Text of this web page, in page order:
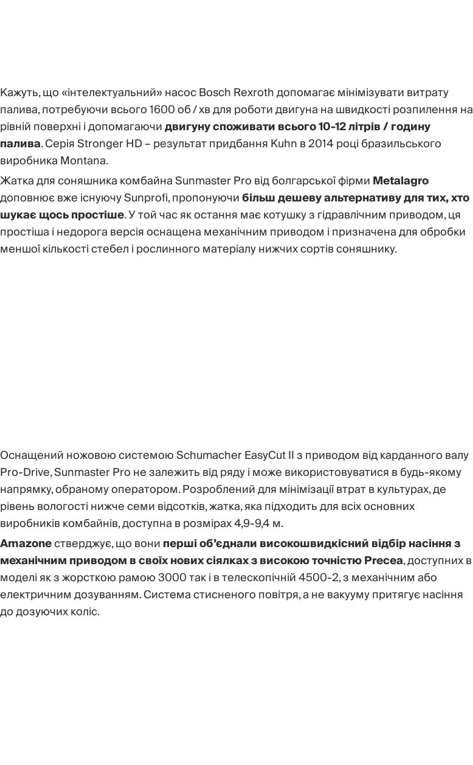
Кажуть, що «інтелектуальний» насос Bosch Rexroth допомагає мінімізувати витрату
палива, потребуючи всього 1600 об / хв для роботи двигуна на швидкості розпилення на
рівній поверхні і допомагаючидвигуну споживати всього 10-12 літрів / годину
палива. Серія Stronger HD – результат придбання Kuhn в 2014 році бразильського
виробника Montana.
Жатка для соняшника комбайна Sunmaster Pro від болгарської фірмиMetalagro
доповнює вже існуючу Sunprofi, пропонуючибільш дешеву альтернативу для тих, хто
шукає щось простіше. У той час як остання має котушку з гідравлічним приводом, ця
простіша і недорога версія оснащена механічним приводом і призначена для обробки
меншої кількості стебел і рослинного матеріалу нижчих сортів соняшнику.
Оснащений ножовою системою Schumacher EasyCut II з приводом від карданного валу
Pro-Drive, Sunmaster Pro не залежить від ряду і може використовуватися в будь-якому
напрямку, обраному оператором. Розроблений для мінімізації втрат в культурах, де
рівень вологості нижче семи відсотків, жатка, яка підходить для всіх основних
виробників комбайнів, доступна в розмірах 4,9-9,4 м.
Amazoneстверджує, що вониперші об’єднали високошвидкісний відбір насіння з
механічним приводом в своїх нових сіялках з високою точністю Precea, доступних в
моделі як з жорсткою рамою 3000 так і в телескопічній 4500-2, з механічним або
електричним дозуванням. Система стисненого повітря, а не вакууму притягує насіння
до дозуючих коліс.